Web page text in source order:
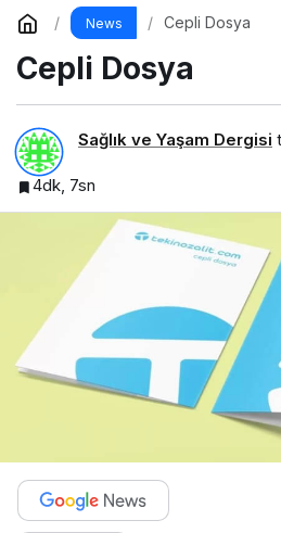
News Cepli Dosya
Cepli Dosya
Sağlık ve Yaşam Dergisi
4dk, 7sn